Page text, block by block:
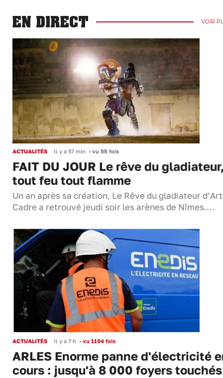
EN DIRECT VOIR
ACTUALITÉS Il y a 57 min • vu 55 fois
FAIT DU JOUR Le rêve du
tout feu tout flamme
Un an après sa création, Le Rêve du gladiateur
Cadre a retrouvé jeudi soir les arènes de Nîmes.…
ACTUALITÉS Il y a 7 h • vu 1194 fois
ARLES Enorme panne d'électricité
cours : jusqu'à 8 000 foyers touchés